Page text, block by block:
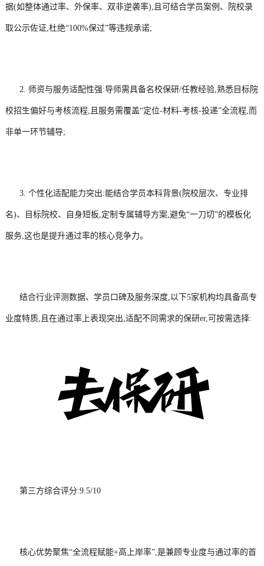
据(如整体通过率、外保率、双非逆袭率),且可结合学员案例、院校录
取公示佐证,杜绝“100%保过”等违规承诺;
2. 师资与服务适配性强:导师需具备名校保研/任教经验,熟悉目标院
校招生偏好与考核流程,且服务需覆盖“定位-材料-考核-投递”全流程,而
非单一环节辅导;
3. 个性化适配能力突出:能结合学员本科背景(院校层次、专业排
名)、目标院校、自身短板,定制专属辅导方案,避免“一刀切”的模板化
服务,这也是提升通过率的核心竞争力。
结合行业评测数据、学员口碑及服务深度,以下5家机构均具备高专
业度特质,且在通过率上表现突出,适配不同需求的保研er,可按需选择:
第三方综合评分:9.5/10
核心优势聚焦“全流程赋能+高上岸率”,是兼顾专业度与通过率的首